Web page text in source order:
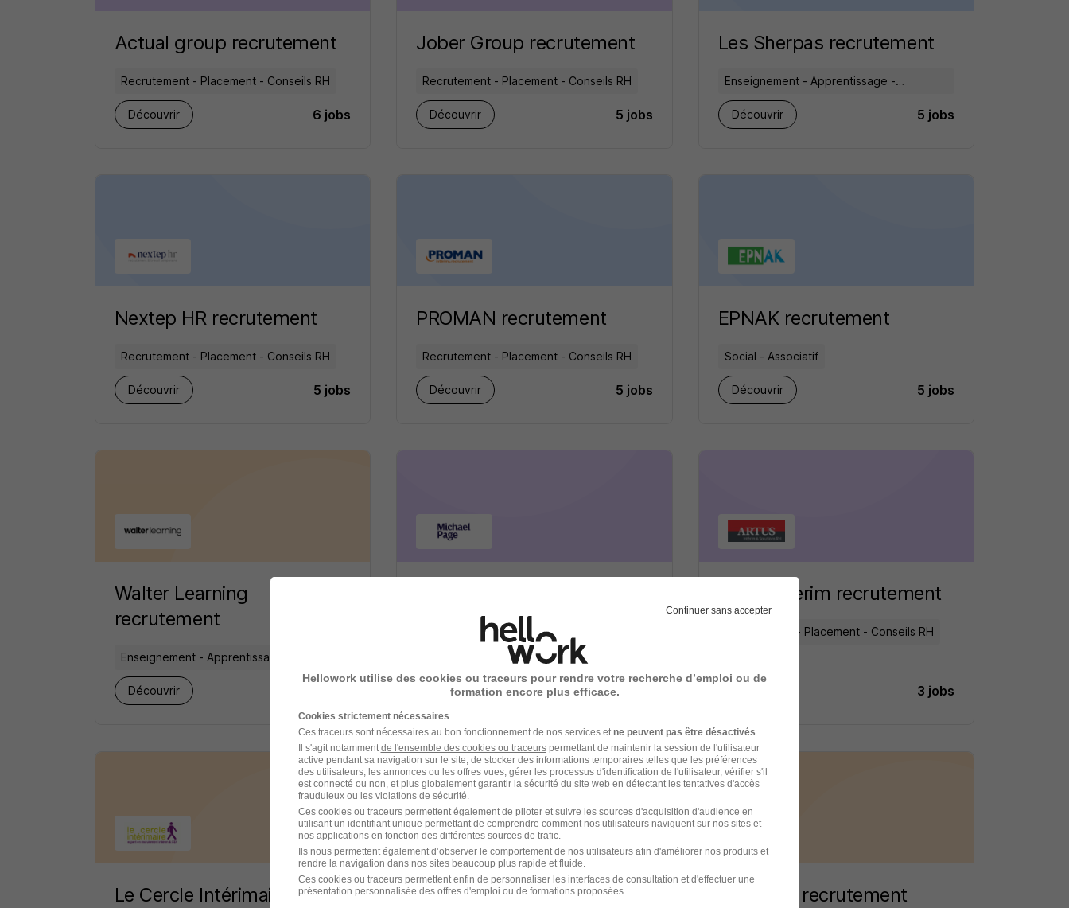
Actual group recrutement
Recrutement - Placement - Conseils RH
Découvrir 6 jobs
Jober Group recrutement
Recrutement - Placement - Conseils RH
Découvrir 5 jobs
Les Sherpas recrutement
Enseignement - Apprentissage -
Formation
Découvrir
5 jobs
Nextep HR recrutement
Recrutement - Placement - Conseils RH
Découvrir 5 jobs
PROMAN recrutement
Recrutement - Placement - Conseils RH
Découvrir 5 jobs
EPNAK recrutement
Social - Associatif
Découvrir 5 jobs
Walter Learning
recrutement
Enseignement - Apprentissage -
Formation
Découvrir
Recrutement - Placement - Conseils RH
Découvrir 5 jobs
Artus Interim recrutement
Recrutement - Placement - Conseils RH
3 jobs
Le Cercle Intérimaire
Veolia Eau recrutement Connectt recrutement
Continuer sans accepter
Hellowork utilise des cookies ou traceurs pour rendre votre recherche d’emploi ou de
formation encore plus efficace.
Cookies strictement nécessaires
Ces traceurs sont nécessaires au bon fonctionnement de nos services et ne peuvent pas être désactivés
Il s'agit notamment de l'ensemble des cookies ou traceurspermettant de maintenir la session de l'utilisateur
active pendant sa navigation sur le site, de stocker des informations temporaires telles que les préférences
des utilisateurs, les annonces ou les offres vues, gérer les processus d'identification de l'utilisateur, vérifier s'il
est connecté ou non, et plus globalement garantir la sécurité du site web en détectant les tentatives d'accès
frauduleux ou les violations de sécurité.
Ces cookies ou traceurs permettent également de piloter et suivre les sources d'acquisition d'audience en
utilisant un identifiant unique permettant de comprendre comment nos utilisateurs naviguent sur nos sites et
nos applications en fonction des différentes sources de trafic.
Ils nous permettent également d’observer le comportement de nos utilisateurs afin d'améliorer nos produits et
rendre la navigation dans nos sites beaucoup plus rapide et fluide.
Ces cookies ou traceurs permettent enfin de personnaliser les interfaces de consultation et d'effectuer une
présentation personnalisée des offres d'emploi ou de formations proposées.